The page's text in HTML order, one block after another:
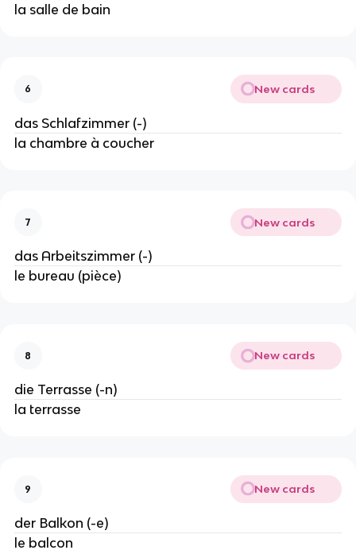
la salle de bain
6 New cards
das Schlafzimmer (-)
la chambre à coucher
7 New cards
das Arbeitszimmer (-)
le bureau (pièce)
8 New cards
die Terrasse (-n)
la terrasse
9 New cards
der Balkon (-e)
le balcon